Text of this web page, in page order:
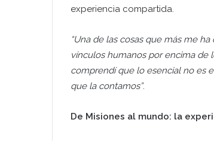
experiencia compartida.
“Una de las cosas que más me
vínculos humanos por encima de
comprendí que lo esencial no es
que la contamos”.
De Misiones al mundo: la